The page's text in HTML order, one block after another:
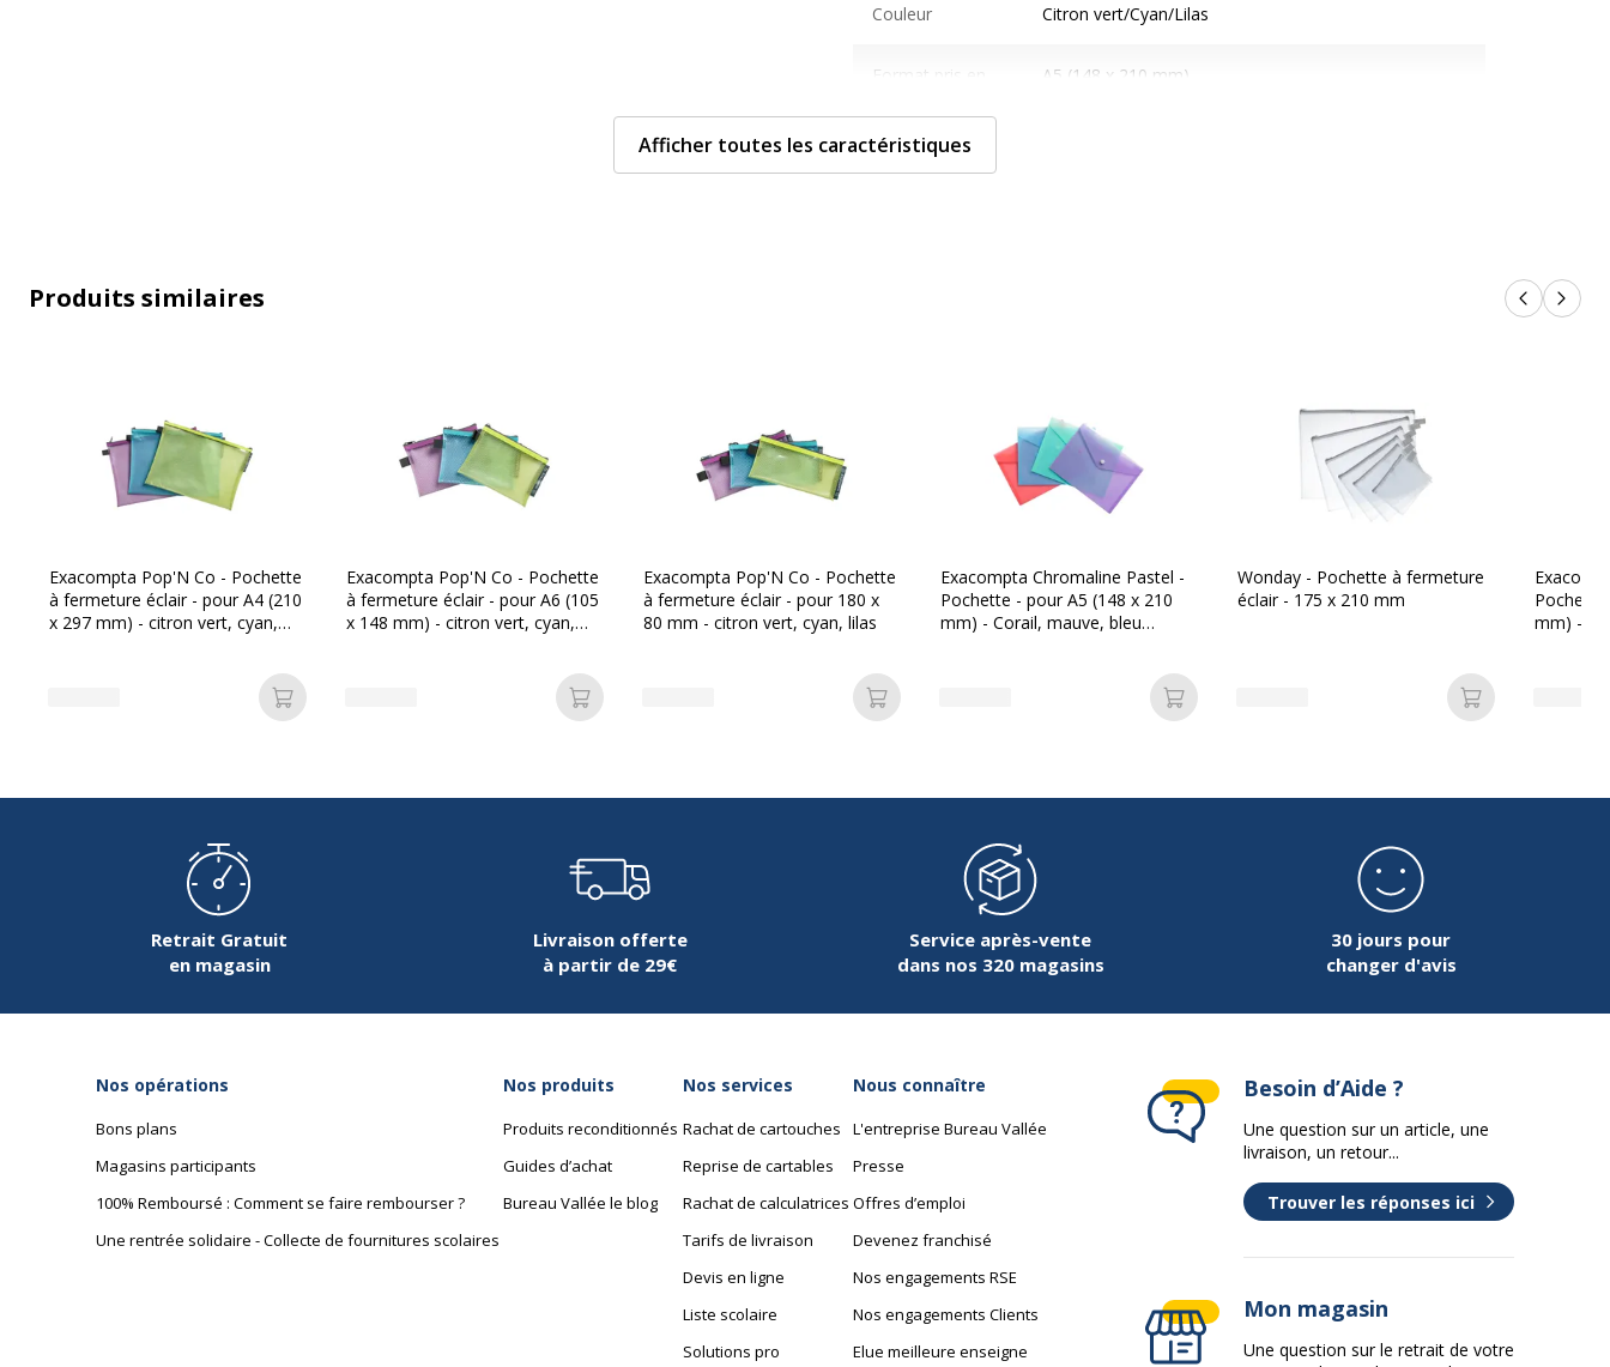
Couleur Citron vert/Cyan/Lilas
Format pris en
A5 (148 x 210 mm)
Matériau(x) du
produit
Caractéristiques générales
Caractéristiques générales
Quantité incluse 1
Type de produit Valisette à fermeture éclair
Caractéristiques environnementales
Caractéristiques environnementales
Données d'identification
Données d'identification
Code barre maitre
Dimensions et poids
Dimensions et poids
Afficher toutes les caractéristiques
Produits similaires Produits
Exacompta Pop'N Co - Pochette
à fermeture éclair - pour A4 (210
x 297 mm) - citron vert, cyan,
Ajouter au panier
Exacompta Pop'N Co - Pochette
à fermeture éclair - pour A6 (105
x 148 mm) - citron vert, cyan,
Ajouter au panier
Exacompta Pop'N Co - Pochette
à fermeture éclair - pour 180 x
80 mm - citron vert, cyan, lilas
Ajouter au panier
Exacompta Chromaline Pastel -
Pochette - pour A5 (148 x 210
mm) - Corail, mauve, bleu
Ajouter au panier
Wonday - Pochette à fermeture
éclair - 175 x 210 mm
Ajouter au
Pochette
mm) -
Retrait Gratuit
en magasin
Livraison offerte
à partir de 29€
Service après-vente
dans nos 320 magasins
30 jours pour
changer d'avis
Nos opérations
Bons plans
Magasins participants
100% Remboursé : Comment se faire rembourser ?
Une rentrée solidaire - Collecte de fournitures scolaires
Nos produits
Produits reconditionnés
Guides d’achat
Bureau Vallée le blog
Nos services
Rachat de cartouches
Reprise de cartables
Rachat de calculatrices
Tarifs de livraison
Devis en ligne
Liste scolaire
Solutions pro
Nous connaître
L'entreprise Bureau Vallée
Presse
Offres d’emploi
Devenez franchisé
Nos engagements RSE
Nos engagements Clients
Elue meilleure enseigne
Besoin d’Aide ?
Une question sur un article, une
livraison, un retour...
Trouver les réponses ici
Mon magasin
Une question sur le retrait de votre